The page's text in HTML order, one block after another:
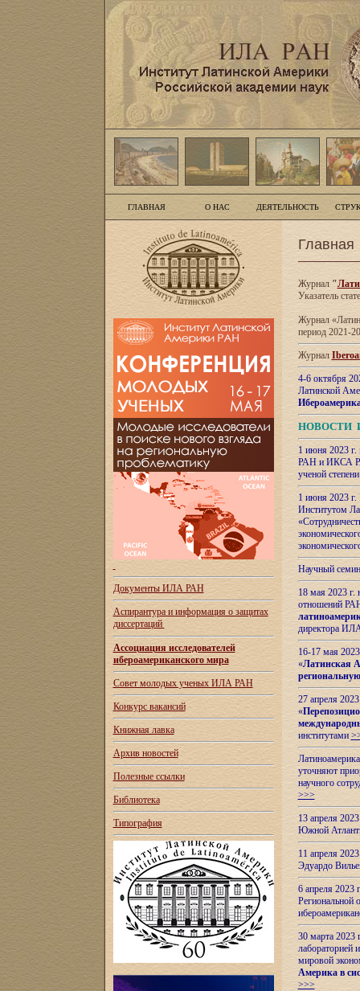
ГЛАВНАЯ О НАС ДЕЯТЕЛЬНОСТЬ
Документы ИЛА РАН
Аспирантура и информация о защитах
диссертаций
Ассоциация исследователей
ибероамериканского мира
Совет молодых ученых ИЛА РАН
Конкурс вакансий
Книжная лавка
Архив новостей
Полезные ссылки
Библиотека
Типография
Главная
Журнал"
Указатель
Журнал
период 2021-
Журнал
4-6 октября
Латинской
НОВОСТИ
1 июня 2023
РАН и ИКСА
ученой
1 июня 2023
Институтом
Научный
18 мая 2023
отношений
директора
16-17 мая
«Латинская
27 апреля
«
институтами
уточняют
научного
>>>
13 апреля
Южной
11 апреля
Эдуардо
6 апреля
Региональной
30 марта 2023
лабораторией
мировой
Америка в
>>>